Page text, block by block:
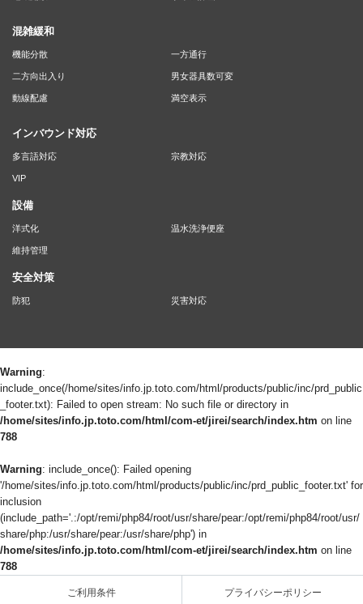
混雑緩和
機能分散 一方通行
二方向出入り 男女器具数可変
動線配慮 満空表示
インバウンド対応
多言語対応 宗教対応
VIP
設備
洋式化 温水洗浄便座
維持管理
安全対策
防犯 災害対応
Warning:
include_once(/home/sites/info.jp.toto.com/html/products/public/inc/prd_public
_footer.txt): Failed to open stream: No such file or directory in
/home/sites/info.jp.toto.com/html/com-et/jirei/search/index.htm on line
788
Warning: include_once(): Failed opening
'/home/sites/info.jp.toto.com/html/products/public/inc/prd_public_footer.txt' for
inclusion
(include_path='.:/opt/remi/php84/root/usr/share/pear:/opt/remi/php84/root/usr/
share/php:/usr/share/pear:/usr/share/php') in
/home/sites/info.jp.toto.com/html/com-et/jirei/search/index.htm on line
788
ご利用条件 プライバシーポリシー